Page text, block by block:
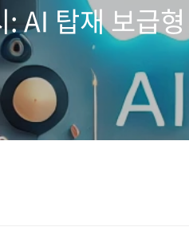
AI 탑재 보급